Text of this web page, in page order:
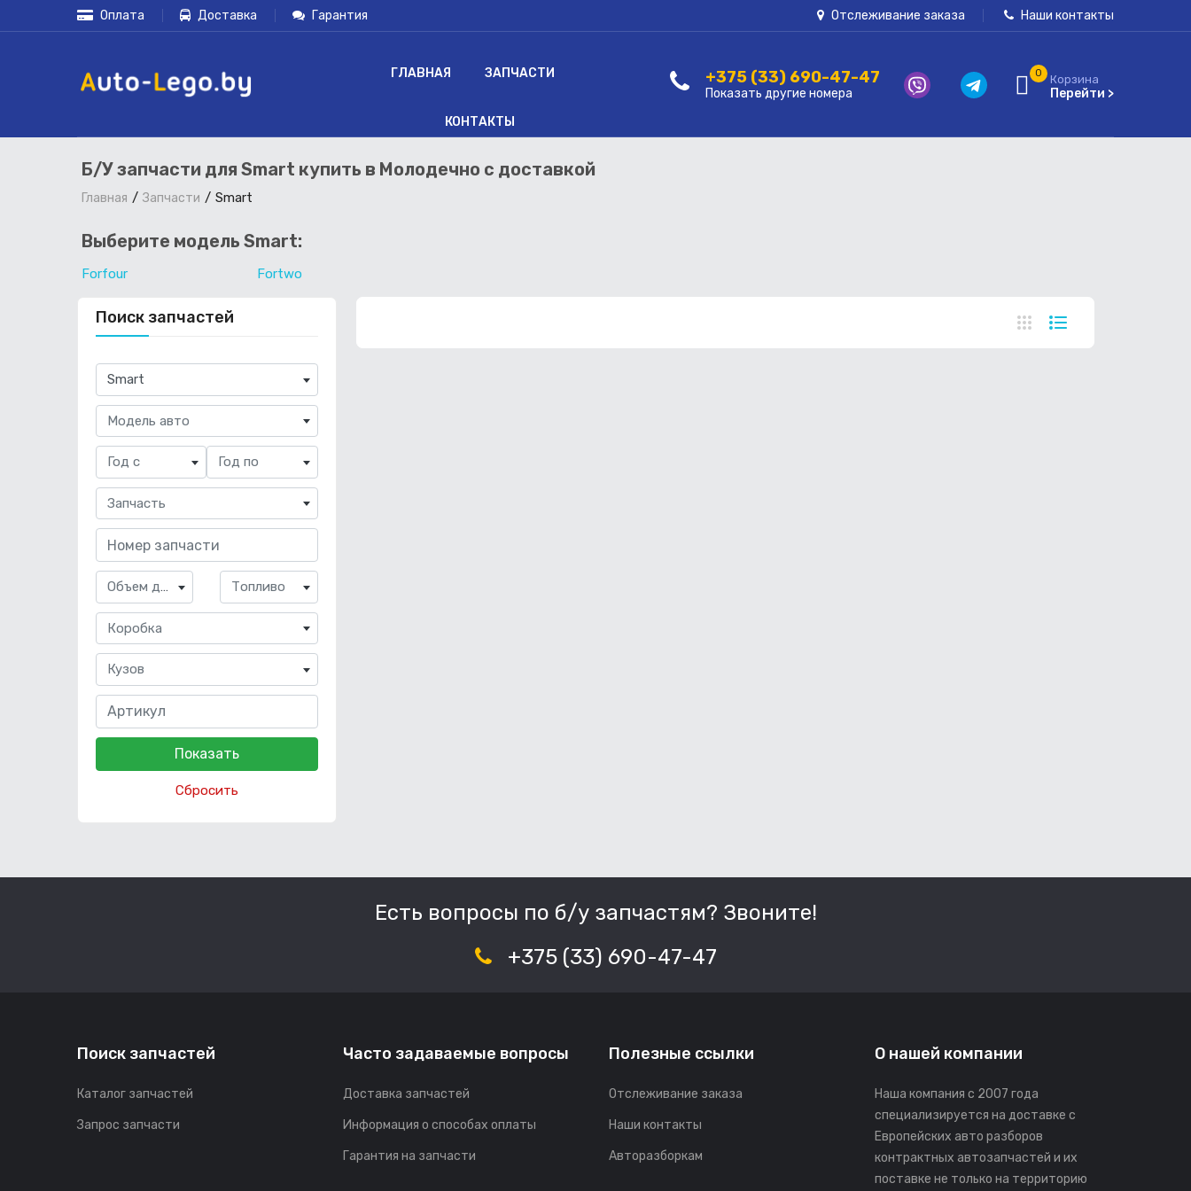
Оплата Доставка Гарантия Отслеживание заказа Наши контакты
ГЛАВНАЯ ЗАПЧАСТИ
КОНТАКТЫ
+375 (33) 690-47-47
Показать другие номера
0 Корзина
Перейти >
Б/У запчасти для Smart купить в Молодечно с доставкой
Главная Запчасти Smart
Выберите модель Smart:
Forfour Fortwo
Поиск запчастей
×
Smart
Модель авто
Год с Год по
Запчасть
Объем двигателя Топливо
Коробка
Кузов
Сбросить
Есть вопросы по б/у запчастям? Звоните!
+375 (33) 690-47-47
Поиск запчастей
Каталог запчастей
Запрос запчасти
Часто задаваемые вопросы
Доставка запчастей
Информация о способах оплаты
Гарантия на запчасти
Полезные ссылки
Отслеживание заказа
Наши контакты
Авторазборкам
О нашей компании
Наша компания с 2007 года
специализируется на доставке с
Европейских авто разборов
контрактных автозапчастей и их
поставке не только на территорию